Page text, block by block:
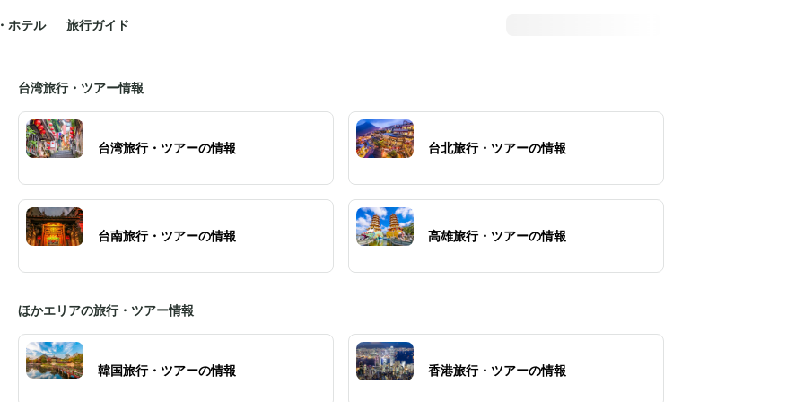
ホテル 旅行ガイド
台湾旅行・ツアー情報
台湾旅行・ツアーの情報 台北旅行・ツアーの情報
台南旅行・ツアーの情報 高雄旅行・ツアーの情報
ほかエリアの旅行・ツアー情報
韓国旅行・ツアーの情報 香港旅行・ツアーの情報